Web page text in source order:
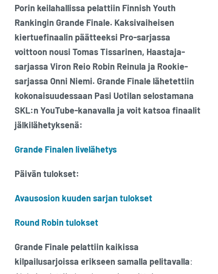
Porin keilahallissa pelattiin Finnish Youth
Rankingin Grande Finale. Kaksivaiheisen
kiertuefinaalin päätteeksi Pro-sarjassa
voittoon nousi Tomas Tissarinen, Haastaja-
sarjassa Viron Reio Robin Reinula ja Rookie-
sarjassa Onni Niemi. Grande Finale lähetettiin
kokonaisuudessaan Pasi Uotilan selostamana
SKL:n YouTube-kanavalla ja voit katsoa finaalit
jälkilähetyksenä:
Grande Finalen livelähetys
Päivän tulokset:
Avausosion kuuden sarjan tulokset
Round Robin tulokset
Grande Finale pelattiin kaikissa
kilpailusarjoissa erikseen samalla pelitavalla: